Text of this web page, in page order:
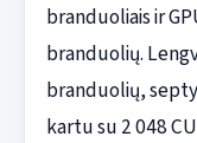
branduoliais ir
branduolių.
branduolių,
kartu su 2 048